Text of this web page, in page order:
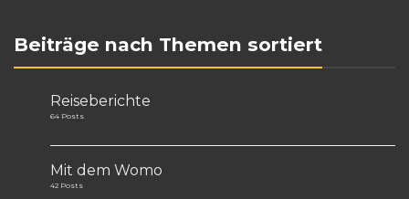
Beiträge nach Themen sortiert
Reiseberichte
64 Posts
Mit dem Womo
42 Posts